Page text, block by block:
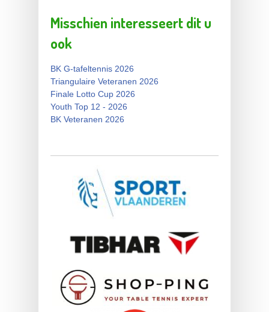
Misschien interesseert dit u
ook
BK G-tafeltennis 2026
Triangulaire Veteranen 2026
Finale Lotto Cup 2026
Youth Top 12 - 2026
BK Veteranen 2026